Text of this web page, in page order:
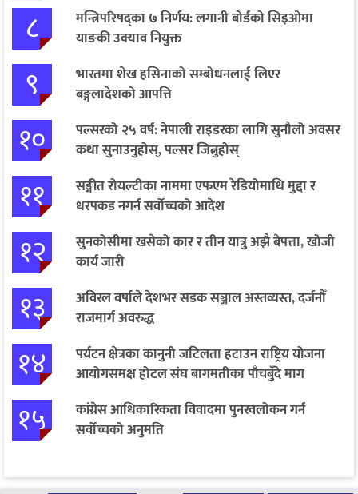
८
मन्त्रिपरिषद्का ७ निर्णय: लगानी बोर्डको सिइओमा
याङकी उक्याव नियुक्त
९
भारतमा शेख हसिनाको सम्बोधनलाई लिएर
बङ्गलादेशको आपत्ति
१०
पल्सरको २५ वर्ष: नेपाली राइडरका लागि सुनौलो अवसर
कथा सुनाउनुहोस्, पल्सर जित्नुहोस्
११
सङ्गीत रोयल्टीका नाममा एफएम रेडियोमाथि मुद्दा र
धरपकड नगर्न सर्वोच्चको आदेश
१२
सुनकोसीमा खसेको कार र तीन यात्रु अझै बेपत्ता, खोजी
कार्य जारी
१३
अविरल वर्षाले देशभर सडक सञ्जाल अस्तव्यस्त, दर्जनौँ
राजमार्ग अवरुद्ध
१४
पर्यटन क्षेत्रका कानुनी जटिलता हटाउन राष्ट्रिय योजना
आयोगसमक्ष होटल संघ बागमतीका पाँचबुँदे माग
१५
कांग्रेस आधिकारिकता विवादमा पुनरवलोकन गर्न
सर्वोच्चको अनुमति